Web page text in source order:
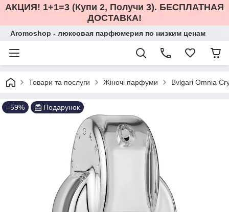
АКЦИЯ! 1+1=3 (Купи 2, Получи 3). БЕСПЛАТНАЯ
ДОСТАВКА!
Aromoshop - люксовая парфюмерия по низким ценам
Товари та послуги Жіночі парфуми Bvlgari Omnia
–59% Подарунок